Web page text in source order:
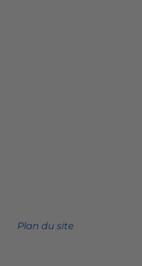
Plan du site